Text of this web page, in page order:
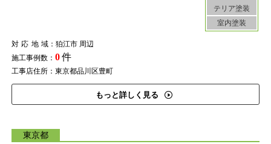
テリア塗装
室内塗装
対応地域：狛江市 周辺
施工事例数： 0件
工事店住所：東京都品川区豊町
もっと詳しく見る
東京都